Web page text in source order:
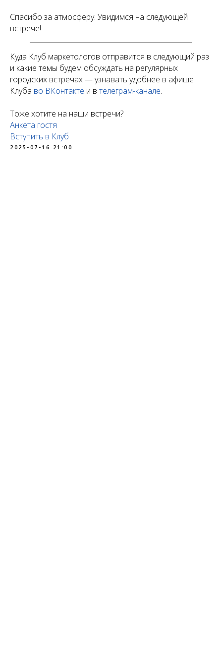
Спасибо за атмосферу. Увидимся на следующей
встрече!
Куда Клуб маркетологов отправится в следующий раз
и какие темы будем обсуждать на регулярных
городских встречах — узнавать удобнее в афише
Клуба во ВКонтакте и в телеграм-канале.
Тоже хотите на наши встречи?
Анкета гостя
Вступить в Клуб
2025-07-16 21:00